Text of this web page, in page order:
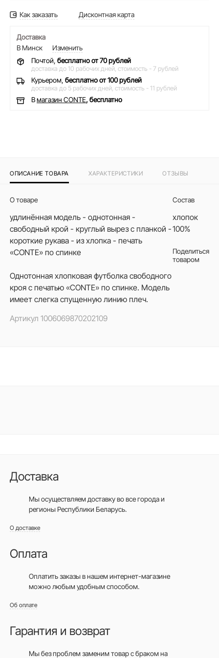
Как заказать Дисконтная карта
Доставка
В Минск
Изменить
Почтой, бесплатно от 70 рублей
доставка до 10 рабочих дней, стоимость - 7 рублей
Курьером, бесплатно от 100 рублей
доставка до 5 рабочих дней, стоимость - 11 рублей
Вмагазин CONTE, бесплатно
ОПИСАНИЕ ТОВАРА ХАРАКТЕРИСТИКИ ОТЗЫВЫ
О товаре
удлинённая модель - однотонная -
свободный крой - круглый вырез с планкой -
короткие рукава - из хлопка - печать
«CONTE» по спинке
Однотонная хлопковая футболка свободного
кроя с печатью «CONTE» по спинке. Модель
имеет слегка спущенную линию плеч.
Артикул 1006069870202109
Состав
хлопок
100%
Поделиться
товаром
Доставка
Мы осуществляем доставку во все городаи
регионы Республики Беларусь.
О доставке
Оплата
Оплатить заказы в нашем интернет-магазине
можно любым удобным способом.
Об оплате
Гарантия и возврат
Мы без проблем заменим товар с браком на